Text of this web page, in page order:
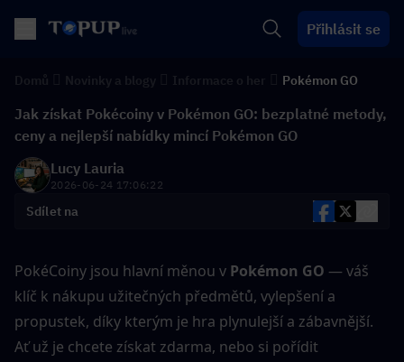
Přihlásit se
Pokémon GO
Jak získat Pokécoiny v Pokémon GO: bezplatné metody,
ceny a nejlepší nabídky mincí Pokémon GO
Lucy Lauria
2026-06-24 17:06:22
Sdílet na
PokéCoiny jsou hlavní měnou v Pokémon GO — váš
klíč k nákupu užitečných předmětů, vylepšení a
propustek, díky kterým je hra plynulejší a zábavnější.
Ať už je chcete získat zdarma, nebo si pořídit